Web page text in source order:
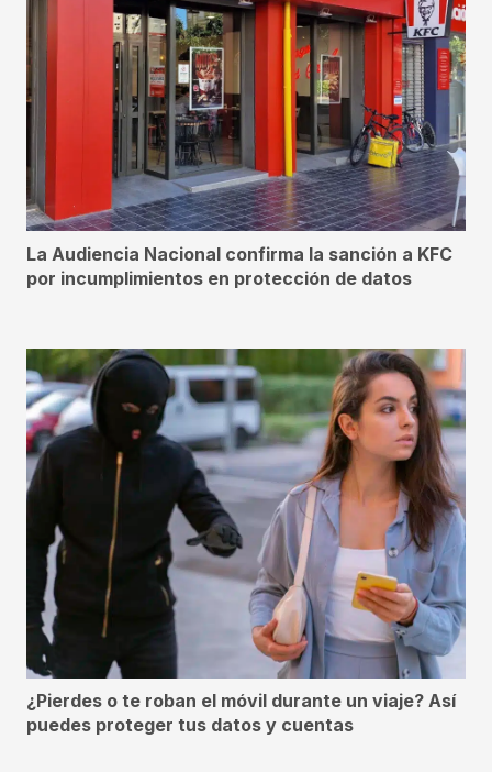
La Audiencia Nacional confirma la sanción a KFC
por incumplimientos en protección de datos
¿Pierdes o te roban el móvil durante un viaje? Así
puedes proteger tus datos y cuentas